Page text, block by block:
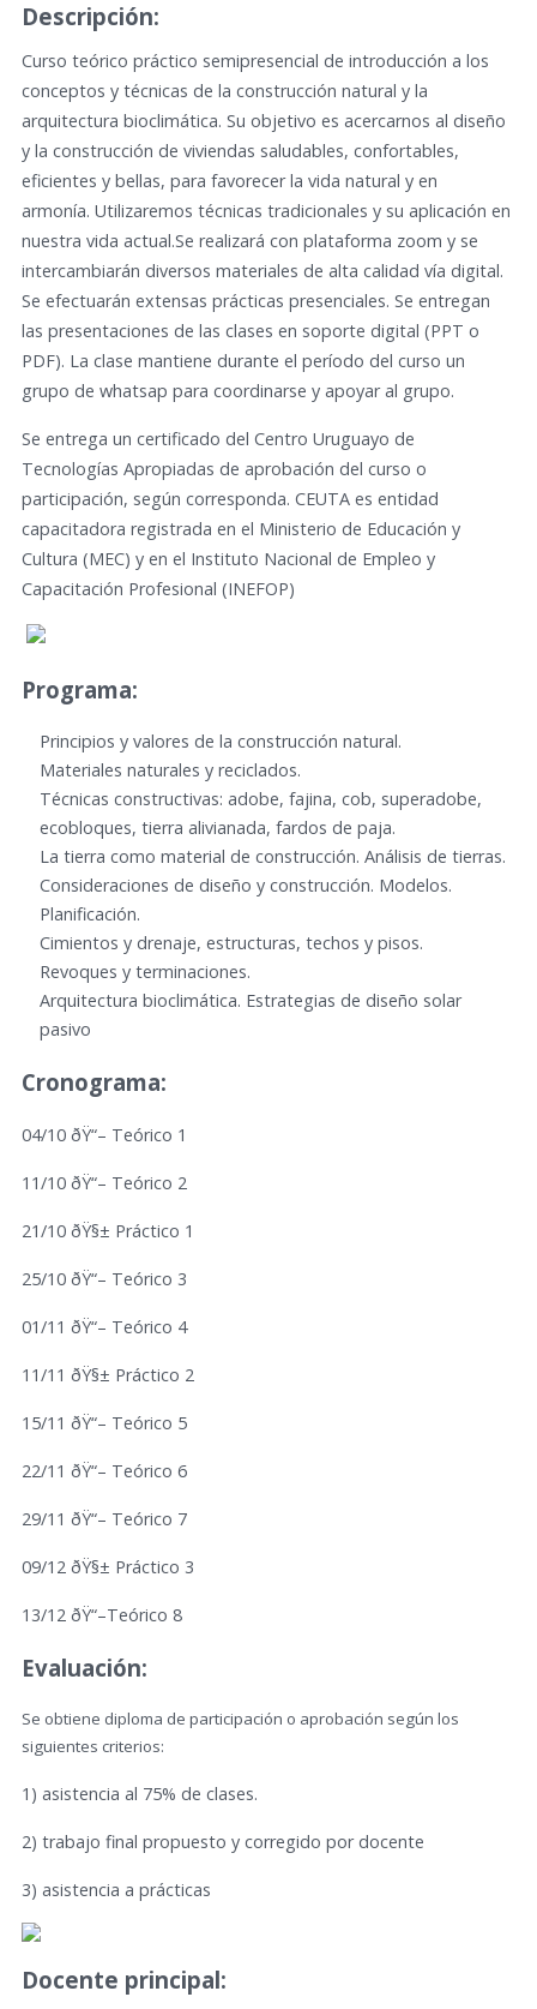
Descripción:
Curso teórico práctico semipresencial de introducción a los
conceptos y técnicas de la construcción natural y la
arquitectura bioclimática. Su objetivo es acercarnos al diseño
y la construcción de viviendas saludables, confortables,
eficientes y bellas, para favorecer la vida natural y en
armonía. Utilizaremos técnicas tradicionales y su aplicación en
nuestra vida actual.Se realizará con plataforma zoom y se
intercambiarán diversos materiales de alta calidad vía digital.
Se efectuarán extensas prácticas presenciales. Se entregan
las presentaciones de las clases en soporte digital (PPT o
PDF). La clase mantiene durante el período del curso un
grupo de whatsap para coordinarse y apoyar al grupo.
Se entrega un certificado del Centro Uruguayo de
Tecnologías Apropiadas de aprobación del curso o
participación, según corresponda. CEUTA es entidad
capacitadora registrada en el Ministerio de Educación y
Cultura (MEC) y en el Instituto Nacional de Empleo y
Capacitación Profesional (INEFOP)
Programa:
Principios y valores de la construcción natural.
Materiales naturales y reciclados.
Técnicas constructivas: adobe, fajina, cob, superadobe,
ecobloques, tierra alivianada, fardos de paja.
La tierra como material de construcción. Análisis de tierras.
Consideraciones de diseño y construcción. Modelos.
Planificación.
Cimientos y drenaje, estructuras, techos y pisos.
Revoques y terminaciones.
Arquitectura bioclimática. Estrategias de diseño solar
pasivo
Cronograma:
04/10 ðŸ“– Teórico 1
11/10 ðŸ“– Teórico 2
21/10 ðŸ§± Práctico 1
25/10 ðŸ“– Teórico 3
01/11 ðŸ“– Teórico 4
11/11 ðŸ§± Práctico 2
15/11 ðŸ“– Teórico 5
22/11 ðŸ“– Teórico 6
29/11 ðŸ“– Teórico 7
09/12 ðŸ§± Práctico 3
13/12 ðŸ“–Teórico 8
Evaluación:
Se obtiene diploma de participación o aprobación según los
siguientes criterios:
1) asistencia al 75% de clases.
2) trabajo final propuesto y corregido por docente
3) asistencia a prácticas
Docente principal: